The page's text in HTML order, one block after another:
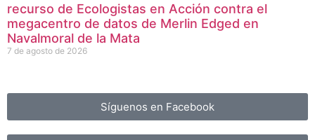
recurso de Ecologistas en Acción contra el
megacentro de datos de Merlin Edged en
Navalmoral de la Mata
7 de agosto de 2026
Síguenos en Facebook